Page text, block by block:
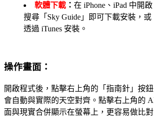
軟體下載 ： 在 iPhone、iPad 中開
搜尋「Sky Guide」即可下載安裝，或
透過 iTunes 安裝。
操作畫面：
開啟程式後，點擊右上角的「指南針」按
會自動與實際的天空對齊。點擊右上角的
面與現實合併顯示在螢幕上，更容易做比對